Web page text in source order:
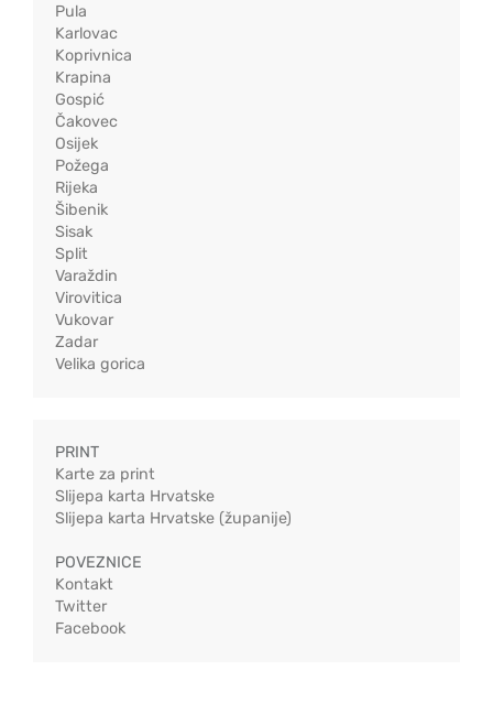
Pula
Karlovac
Koprivnica
Krapina
Gospić
Čakovec
Osijek
Požega
Rijeka
Šibenik
Sisak
Split
Varaždin
Virovitica
Vukovar
Zadar
Velika gorica
PRINT
Karte za print
Slijepa karta Hrvatske
Slijepa karta Hrvatske (županije)
POVEZNICE
Kontakt
Twitter
Facebook